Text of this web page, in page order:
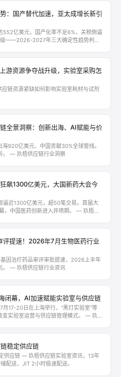
：国产替代加速，亚太成增长新引
亿美元，国产化率不足6%，关税倒逼
级——2026-2027年三大确定性趋势判
游资源争夺战升级，实验室采购怎
链资源紧缺如何影响实验室耗材与试剂
全景洞察：创新出海、AI赋能与价
920亿美元、中国贡献30%全球管线。
。 — 玖梧供应链行业洞察
飙1300亿美元，大国新药大会今
逼近1300亿美元，超50笔交易。首届大
，中国医药创新进入井喷期。 — 玖梧供
评提速！2026年7月生物医药行业
因治疗药品审评审批提速，2026上半年
。 — 玖梧供应链行业资讯
闭幕，AI加速赋能实验室与供应链
月17-20日在上海举行，"黑灯实验室"等
实验室运营与供应链管理模式。 — 玖梧
稳定供应链
供应链 — 玖梧供应链实验室资讯，13年
配送，JIT 2小时极速配送。